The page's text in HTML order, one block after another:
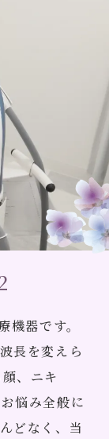
器です。
長を変えら
、ニキ
悩み全般に
どなく、当